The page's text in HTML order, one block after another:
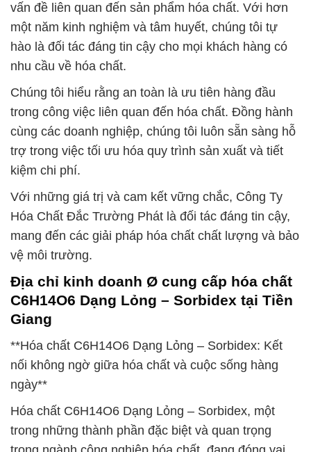
vấn đề liên quan đến sản phẩm hóa chất. Với hơn
một năm kinh nghiệm và tâm huyết, chúng tôi tự
hào là đối tác đáng tin cậy cho mọi khách hàng có
nhu cầu về hóa chất.
Chúng tôi hiểu rằng an toàn là ưu tiên hàng đầu
trong công việc liên quan đến hóa chất. Đồng hành
cùng các doanh nghiệp, chúng tôi luôn sẵn sàng hỗ
trợ trong việc tối ưu hóa quy trình sản xuất và tiết
kiệm chi phí.
Với những giá trị và cam kết vững chắc, Công Ty
Hóa Chất Đắc Trường Phát là đối tác đáng tin cậy,
mang đến các giải pháp hóa chất chất lượng và bảo
vệ môi trường.
Địa chỉ kinh doanh Ø cung cấp hóa chất
C6H14O6 Dạng Lỏng – Sorbidex tại Tiền
Giang
**Hóa chất C6H14O6 Dạng Lỏng – Sorbidex: Kết
nối không ngờ giữa hóa chất và cuộc sống hàng
ngày**
Hóa chất C6H14O6 Dạng Lỏng – Sorbidex, một
trong những thành phần đặc biệt và quan trọng